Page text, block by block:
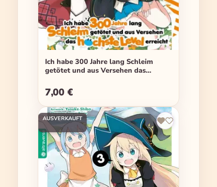
Ich habe 300 Jahre lang Schleim
getötet und aus Versehen das
Regulärer Preis:
7,00 €
AUSVERKAUFT